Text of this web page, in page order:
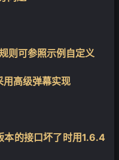
则可参照示例自定义
高级弹幕实现
本的接口坏了时用1.6.4